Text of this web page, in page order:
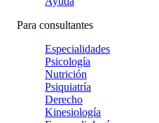
Para consultantes
Especialidades
Psicología
Nutrición
Psiquiatría
Derecho
Kinesiología